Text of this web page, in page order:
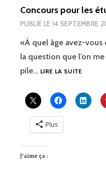
Concours pour les
PUBLIÉ LE 14 SEPTEMBRE
«À quel âge avez-vous
la question que l’on
pile… LIRE LA SUITE
DU
Plus
J’aime ça :